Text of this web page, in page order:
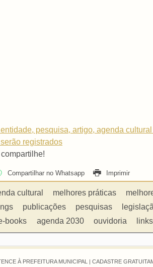
pesquisa, artigo, agenda
registrados
Compartilhar no Whatsapp Imprimir
cultural melhores práticas
publicações pesquisas
books agenda 2030 ouvidoria
À PREFEITURA MUNICIPAL | CADASTRE